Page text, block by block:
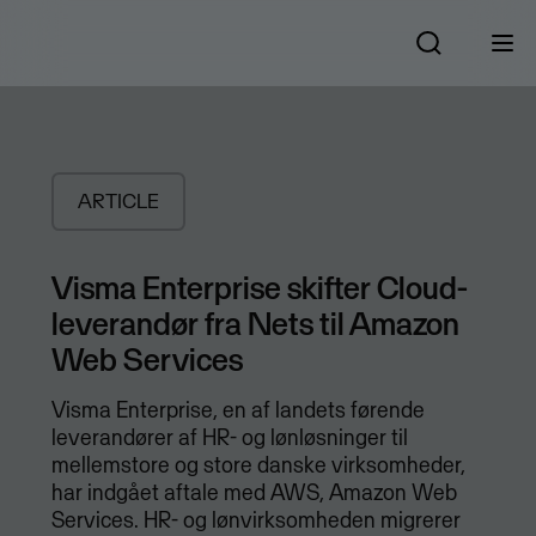
ARTICLE
Visma Enterprise skifter Cloud-
leverandør fra Nets til Amazon
Web Services
Visma Enterprise, en af landets førende
leverandører af HR- og lønløsninger til
mellemstore og store danske virksomheder,
har indgået aftale med AWS, Amazon Web
Services. HR- og lønvirksomheden migrerer